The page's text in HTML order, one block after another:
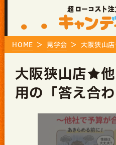
HOME 見学会 大阪狭山
大阪狭山店★
用の「答え合